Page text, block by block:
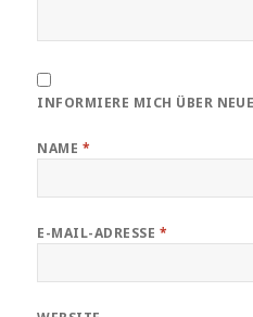
INFORMIERE MICH ÜBER
NAME *
E-MAIL-ADRESSE *